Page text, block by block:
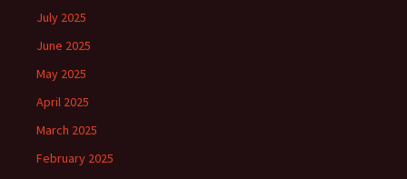
July 2025
June 2025
May 2025
April 2025
March 2025
February 2025